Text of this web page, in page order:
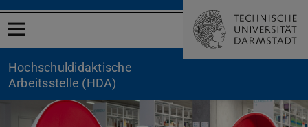
Menü öffnen
Hochschuldidaktische
Arbeitsstelle (HDA)